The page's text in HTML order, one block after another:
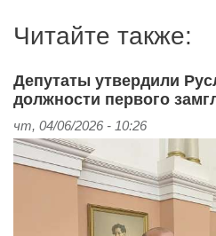
Читайте также:
Депутаты утвердили
должности первого
чт, 04/06/2026 - 10:26